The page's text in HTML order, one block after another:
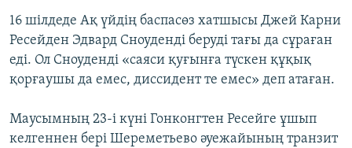
16 шілдеде Ақ үйдің баспасөз хатшысы Джей Карни
Ресейден Эдвард Сноуденді беруді тағы да сұраған
еді. Ол Сноуденді «саяси қуғынға түскен құқық
қорғаушы да емес, диссидент те емес» деп атаған.
Маусымның 23-і күні Гонконгтен Ресейге ұшып
келгеннен бері Шереметьево әуежайының транзит